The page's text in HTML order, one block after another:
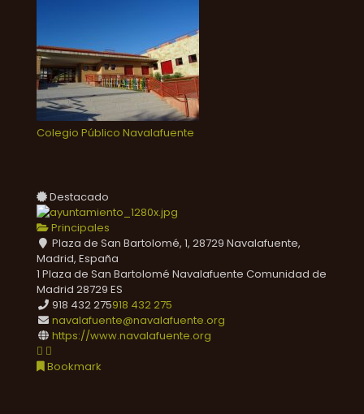
Colegio Público Navalafuente
Destacado
Principales
Plaza de San Bartolomé, 1, 28729 Navalafuente,
Madrid, España
1 Plaza de San Bartolomé Navalafuente Comunidad de
Madrid 28729 ES
918 432 275918 432 275
navalafuente@navalafuente.org
https://www.navalafuente.org
Bookmark